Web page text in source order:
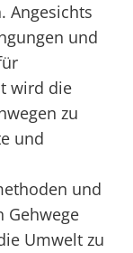
Angesichts
und
wird die
zu
und
und
Gehwege
Umwelt zu